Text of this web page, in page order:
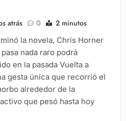
atrás 0 2 minutos
la novela, Chris Horner
nada raro podrá
en la pasada Vuelta a
gesta única que recorrió el
alrededor de la
que pesó hasta hoy